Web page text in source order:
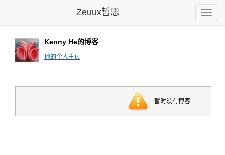
Toggle
Zeuux哲思
Kenny He的博客
他的个人主页
暂时没有博客